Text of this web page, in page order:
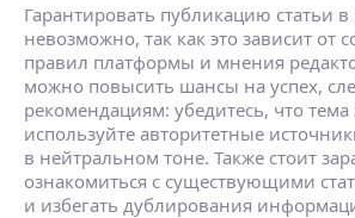
Гарантировать публикацию статьи
невозможно, так как это зависит от
правил платформы и мнения
можно повысить шансы на успех,
рекомендациям: убедитесь, что
используйте авторитетные
в нейтральном тоне. Также стоит
ознакомиться с существующими
и избегать дублирования